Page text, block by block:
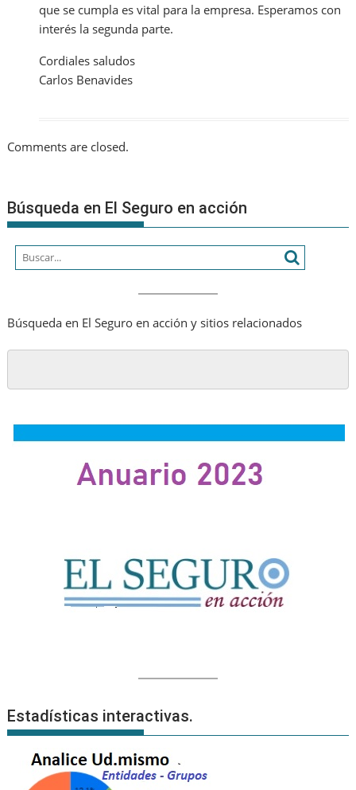
que se cumpla es vital para la empresa. Esperamos con
interés la segunda parte.
Cordiales saludos
Carlos Benavides
Comments are closed.
Búsqueda en El Seguro en acción
Búsqueda en El Seguro en acción y sitios relacionados
Estadísticas interactivas.